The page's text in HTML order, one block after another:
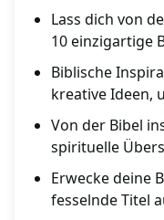
Lass dich von
10 einzigartige
Biblische
kreative Ideen,
Von der Bibel
spirituelle
Erwecke deine
fesselnde Titel